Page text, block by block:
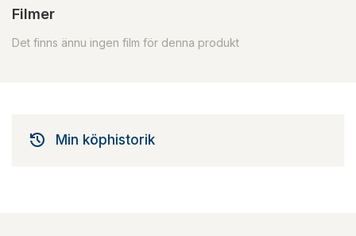
Filmer
Det finns ännu ingen film för denna produkt
Min köphistorik